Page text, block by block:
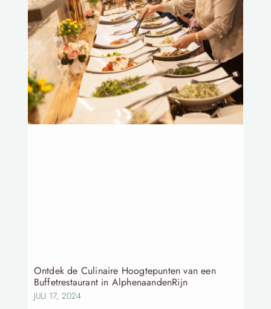
Ontdek de Culinaire Hoogtepunten van een
Buffetrestaurant in AlphenaandenRijn
JULI 17, 2024